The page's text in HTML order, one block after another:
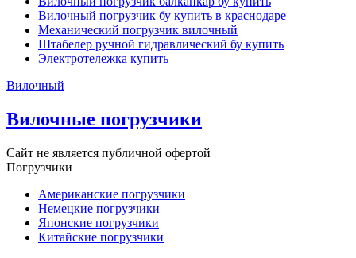
Вилочный погрузчик бу купить в краснодаре
Механический погрузчик вилочный
Штабелер ручной гидравлический бу купить
Электротележка купить
Вилочный
Вилочные погрузчики
Сайт не является публичной офертой
Погрузчики
Американские погрузчики
Немецкие погрузчики
Японские погрузчики
Китайские погрузчики